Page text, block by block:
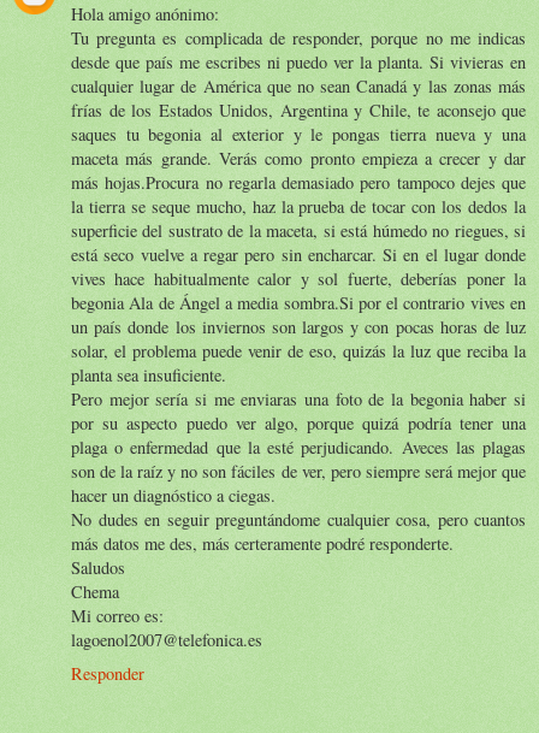
Hola amigo anónimo:
Tu pregunta es complicada de responder, porque no me indicas
desde que país me escribes ni puedo ver la planta. Si vivieras en
cualquier lugar de América que no sean Canadá y las zonas más
frías de los Estados Unidos, Argentina y Chile, te aconsejo que
saques tu begonia al exterior y le pongas tierra nueva y una
maceta más grande. Verás como pronto empieza a crecer y dar
más hojas.Procura no regarla demasiado pero tampoco dejes que
la tierra se seque mucho, haz la prueba de tocar con los dedos la
superficie del sustrato de la maceta, si está húmedo no riegues, si
está seco vuelve a regar pero sin encharcar. Si en el lugar donde
vives hace habitualmente calor y sol fuerte, deberías poner la
begonia Ala de Ángel a media sombra.Si por el contrario vives en
un país donde los inviernos son largos y con pocas horas de luz
solar, el problema puede venir de eso, quizás la luz que reciba la
planta sea insuficiente.
Pero mejor sería si me enviaras una foto de la begonia haber si
por su aspecto puedo ver algo, porque quizá podría tener una
plaga o enfermedad que la esté perjudicando. Aveces las plagas
son de la raíz y no son fáciles de ver, pero siempre será mejor que
hacer un diagnóstico a ciegas.
No dudes en seguir preguntándome cualquier cosa, pero cuantos
más datos me des, más certeramente podré responderte.
Saludos
Chema
Mi correo es:
lagoenol2007@telefonica.es
Responder